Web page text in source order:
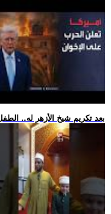
.. بعد تكريم شيخ الأزهر له..